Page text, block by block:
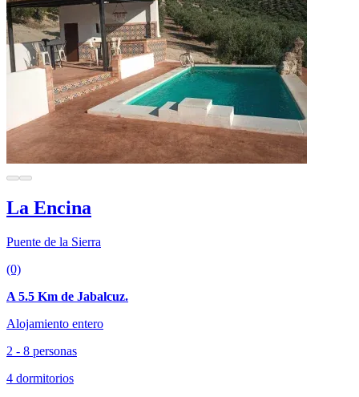
La Encina
Puente de la Sierra
(0)
A 5.5 Km de Jabalcuz.
Alojamiento entero
2 - 8 personas
4 dormitorios